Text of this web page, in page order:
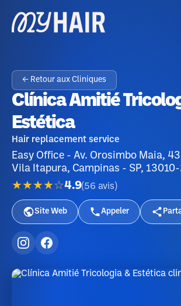
← Retour aux Cliniques
Clínica Amitié
Estética
Hair replacement service
Easy Office - Av. Orosimbo Maia,
Vila Itapura, Campinas - SP,
★★★★☆4.9(56 avis )
Site Web Appeler